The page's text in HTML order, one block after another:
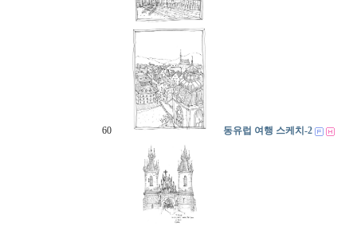
60 동유럽 여행 스케치-2